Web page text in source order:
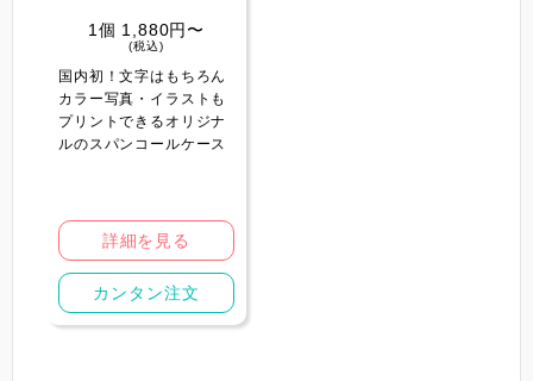
1個 1,880円〜
(税込)
国内初！文字はもちろん
カラー写真・イラストも
プリントできるオリジナ
ルのスパンコールケース
詳細を見る
カンタン注文